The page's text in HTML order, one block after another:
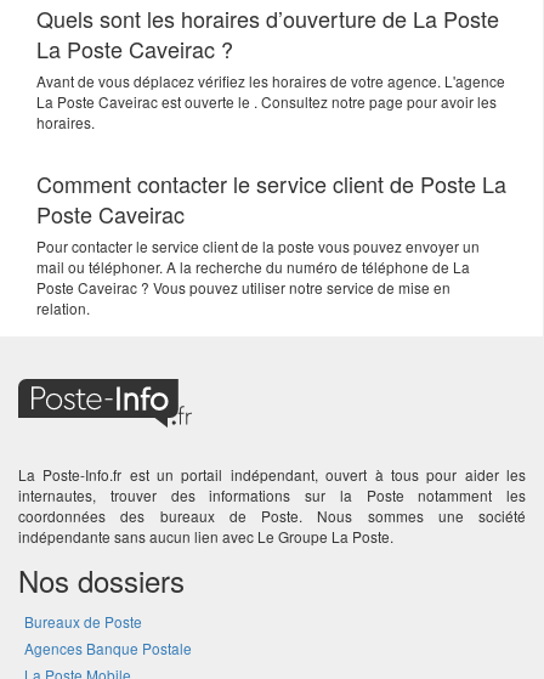
Quels sont les horaires d’ouverture de La Poste
La Poste Caveirac ?
Avant de vous déplacez vérifiez les horaires de votre agence. L'agence
La Poste Caveirac est ouverte le . Consultez notre page pour avoir les
horaires.
Comment contacter le service client de Poste La
Poste Caveirac
Pour contacter le service client de la poste vous pouvez envoyer un
mail ou téléphoner. A la recherche du numéro de téléphone de La
Poste Caveirac ? Vous pouvez utiliser notre service de mise en
relation.
La Poste-Info.fr est un portail indépendant, ouvert à tous pour aider les
internautes, trouver des informations sur la Poste notamment les
coordonnées des bureaux de Poste. Nous sommes une société
indépendante sans aucun lien avec Le Groupe La Poste.
Nos dossiers
Bureaux de Poste
Agences Banque Postale
La Poste Mobile